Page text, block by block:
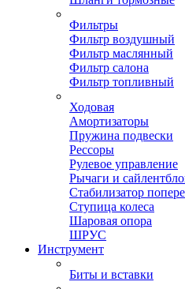
Фильтры
Фильтр воздушный
Фильтр маслянный
Фильтр салона
Фильтр топливный
Ходовая
Амортизаторы
Пружина подвески
Рессоры
Рулевое управление
Рычаги и
Стабилизатор
Ступица колеса
Шаровая опора
ШРУС
Инструмент
Биты и вставки